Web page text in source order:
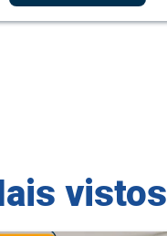
vistos